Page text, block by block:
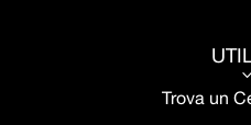
3
Trova un